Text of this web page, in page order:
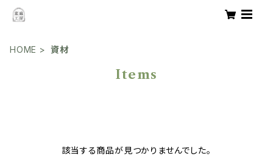
HOME 資材
Items
該当する商品が見つかりませんでした。